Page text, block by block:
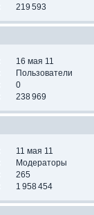
219 593
16 мая 11
Пользователи
0
238 969
11 мая 11
Модераторы
265
1 958 454